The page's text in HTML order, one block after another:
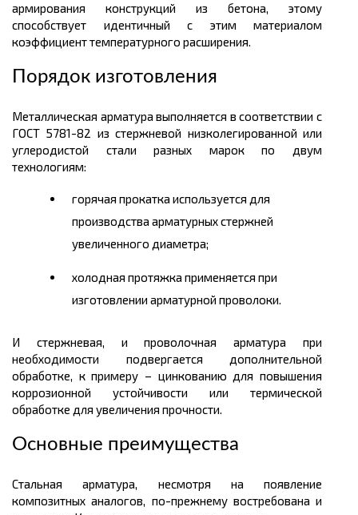
армирования конструкций из бетона, этому
способствует идентичный с этим материалом
коэффициент температурного расширения.
Порядок изготовления
Металлическая арматура выполняется в соответствии с
ГОСТ 5781-82 из стержневой низколегированной или
углеродистой стали разных марок по двум
технологиям:
горячая прокатка используется для
производства арматурных стержней
увеличенного диаметра;
холодная протяжка применяется при
изготовлении арматурной проволоки.
И стержневая, и проволочная арматура при
необходимости подвергается дополнительной
обработке, к примеру – цинкованию для повышения
коррозионной устойчивости или термической
обработке для увеличения прочности.
Основные преимущества
Стальная арматура, несмотря на появление
композитных аналогов, по-прежнему востребована и